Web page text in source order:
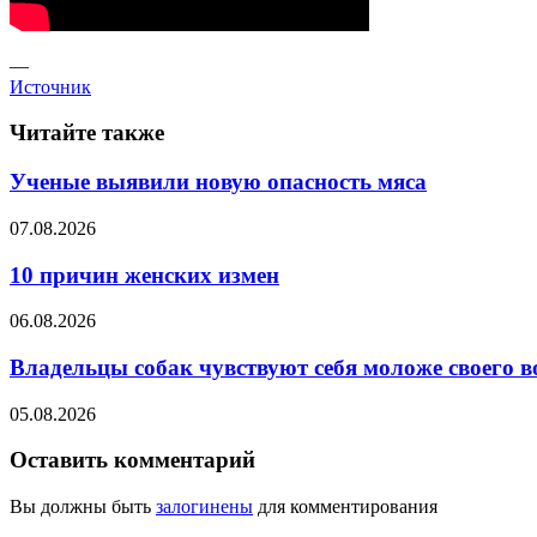
—
Источник
Читайте также
Ученые выявили новую опасность мяса
07.08.2026
10 причин женских измен
06.08.2026
Владельцы собак чувствуют себя моложе своего
05.08.2026
Оставить комментарий
Вы должны быть залогинены для комментирования